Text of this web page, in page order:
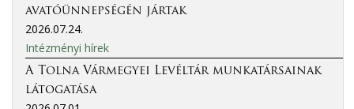
avatóünnepségén jártak
2026.07.24.
Intézményi hírek
A Tolna Vármegyei Levéltár munkatársainak
látogatása